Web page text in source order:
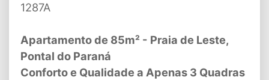
1287A
Apartamento de 85m² - Praia de Leste,
Pontal do Paraná
Conforto e Qualidade a Apenas 3 Quadras